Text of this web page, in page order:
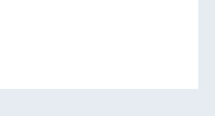
del Vice Presidente del Consiglio e Ministro